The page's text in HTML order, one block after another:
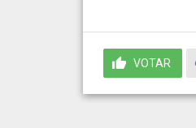
VOTAR